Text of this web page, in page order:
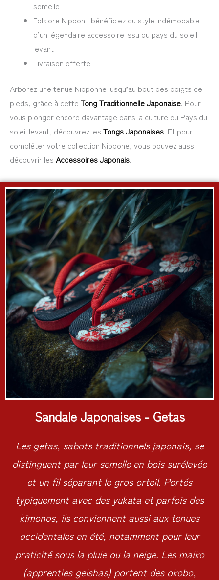
semelle
Folklore Nippon : bénéficiez du style indémodable
d’un légendaire accessoire issu du pays du soleil
levant
Livraison offerte
Arborez une tenue Nipponne jusqu’au bout des doigts de
pieds, grâce à cette Tong Traditionnelle Japonaise. Pour
vous plonger encore davantage dans la culture du Pays du
soleil levant, découvrez les Tongs Japonaises. Et pour
compléter votre collection Nippone, vous pouvez aussi
découvrir les Accessoires Japonais.
Sandale Japonaises - Getas
Les getas, sabots traditionnels japonais, se
distinguent par leur semelle en bois surélevée
et un fil séparant le gros orteil. Portés
typiquement avec des yukata et parfois des
kimonos, ils conviennent aussi aux tenues
occidentales en été, notamment pour leur
praticité sous la pluie ou la neige. Les maiko
(apprenties geishas) portent des okobo,